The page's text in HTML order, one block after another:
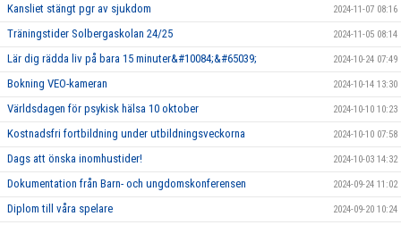
Kansliet stängt pgr av sjukdom 2024-11-07 08:16
Träningstider Solbergaskolan 24/25 2024-11-05 08:14
Lär dig rädda liv på bara 15 minuter&#10084;&#65039; 2024-10-24 07:49
Bokning VEO-kameran 2024-10-14 13:30
Världsdagen för psykisk hälsa 10 oktober 2024-10-10 10:23
Kostnadsfri fortbildning under utbildningsveckorna 2024-10-10 07:58
Dags att önska inomhustider! 2024-10-03 14:32
Dokumentation från Barn- och ungdomskonferensen 2024-09-24 11:02
Diplom till våra spelare 2024-09-20 10:24